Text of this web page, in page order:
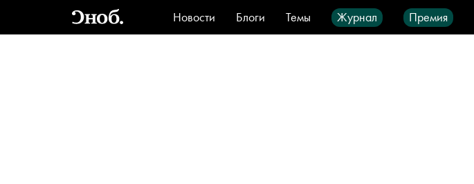
Новости Блоги Темы Журнал Премия
Стиль
Видео Город IT-продукты